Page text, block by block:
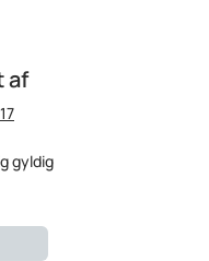
af
gyldig